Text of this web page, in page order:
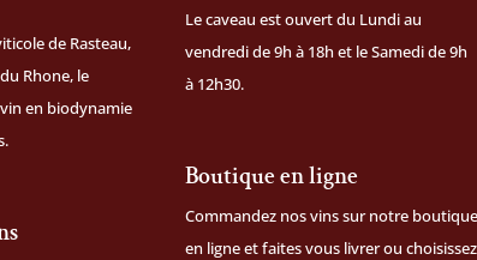
de Rasteau,
Rhone, le
en biodynamie
Le caveau est ouvert du Lundi au
vendredi de 9h à 18h et le Samedi de 9h
à 12h30.
Boutique en ligne
Commandez nos vins sur notre boutique
en ligneet faites vous livrer ou choisissez